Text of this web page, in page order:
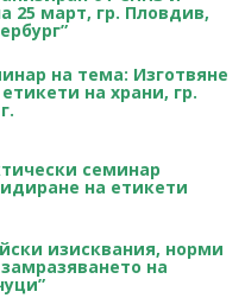
25 март, гр. Пловдив,
на тема: Изготвяне
на храни, гр.
семинар
на етикети
изисквания, норми
на